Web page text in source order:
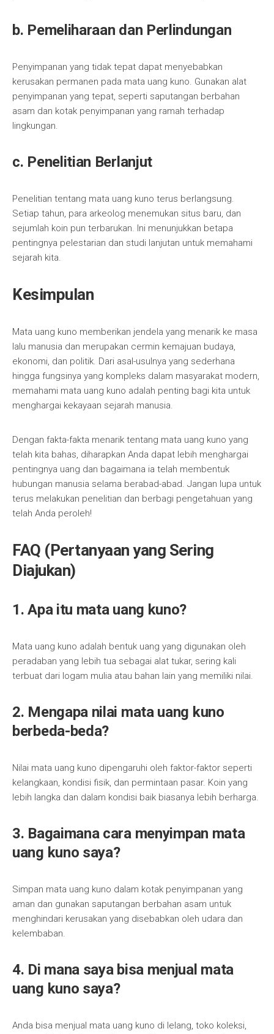
b. Pemeliharaan dan Perlindungan
Penyimpanan yang tidak tepat dapat menyebabkan
kerusakan permanen pada mata uang kuno. Gunakan alat
penyimpanan yang tepat, seperti saputangan berbahan
asam dan kotak penyimpanan yang ramah terhadap
lingkungan.
c. Penelitian Berlanjut
Penelitian tentang mata uang kuno terus berlangsung.
Setiap tahun, para arkeolog menemukan situs baru, dan
sejumlah koin pun terbarukan. Ini menunjukkan betapa
pentingnya pelestarian dan studi lanjutan untuk memahami
sejarah kita.
Kesimpulan
Mata uang kuno memberikan jendela yang menarik ke masa
lalu manusia dan merupakan cermin kemajuan budaya,
ekonomi, dan politik. Dari asal-usulnya yang sederhana
hingga fungsinya yang kompleks dalam masyarakat modern,
memahami mata uang kuno adalah penting bagi kita untuk
menghargai kekayaan sejarah manusia.
Dengan fakta-fakta menarik tentang mata uang kuno yang
telah kita bahas, diharapkan Anda dapat lebih menghargai
pentingnya uang dan bagaimana ia telah membentuk
hubungan manusia selama berabad-abad. Jangan lupa untuk
terus melakukan penelitian dan berbagi pengetahuan yang
telah Anda peroleh!
FAQ (Pertanyaan yang Sering
Diajukan)
1. Apa itu mata uang kuno?
Mata uang kuno adalah bentuk uang yang digunakan oleh
peradaban yang lebih tua sebagai alat tukar, sering kali
terbuat dari logam mulia atau bahan lain yang memiliki nilai.
2. Mengapa nilai mata uang kuno
berbeda-beda?
Nilai mata uang kuno dipengaruhi oleh faktor-faktor seperti
kelangkaan, kondisi fisik, dan permintaan pasar. Koin yang
lebih langka dan dalam kondisi baik biasanya lebih berharga.
3. Bagaimana cara menyimpan mata
uang kuno saya?
Simpan mata uang kuno dalam kotak penyimpanan yang
aman dan gunakan saputangan berbahan asam untuk
menghindari kerusakan yang disebabkan oleh udara dan
kelembaban.
4. Di mana saya bisa menjual mata
uang kuno saya?
Anda bisa menjual mata uang kuno di lelang, toko koleksi,